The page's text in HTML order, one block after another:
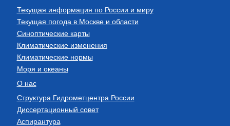
Текущая информация по России и миру
Текущая погода в Москве и области
Синоптические карты
Климатические изменения
Климатические нормы
Моря и океаны
О нас
Структура Гидрометцентра России
Диссертационный совет
Аспирантура